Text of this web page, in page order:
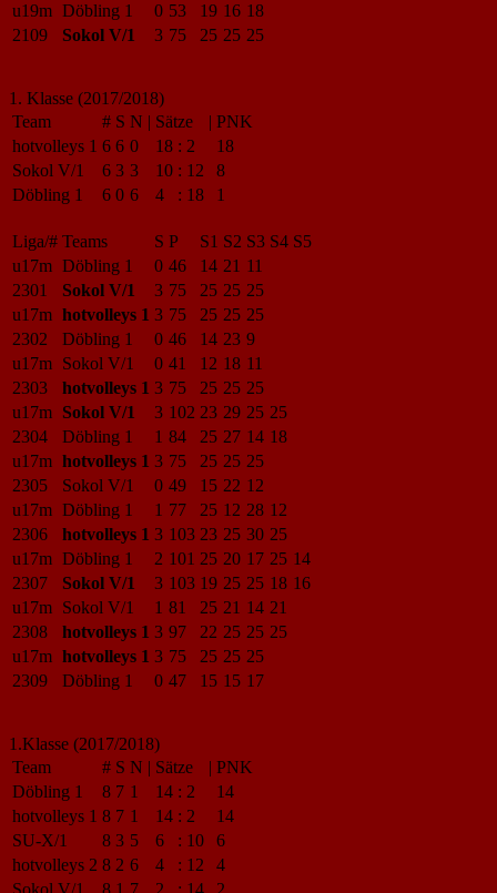
u19m Döbling 1 0 53 19 16 18
2109
Sokol V/1 3 75 25 25 25
1. Klasse (2017/2018)
Team
# S N | Sätze | PNK
hotvolleys 1 6 6 0 18 : 2
18
Sokol V/1
6 3 3 10 : 12
8
Döbling 1
6 0 6 4 : 18 1
Liga/# Teams S P S1 S2 S3 S4 S5
u17m Döbling 1 0 46 14 21 11
2301
Sokol V/1 3 75 25 25 25
u17m hotvolleys 1 3 75 25 25 25
2302
Döbling 1 0 46 14 23 9
u17m Sokol V/1 0 41 12 18 11
2303
hotvolleys 1 3 75 25 25 25
u17m Sokol V/1 3 102 23 29 25 25
2304
Döbling 1 1 84 25 27 14 18
u17m hotvolleys 1 3 75 25 25 25
2305
Sokol V/1 0 49 15 22 12
u17m Döbling 1 1 77 25 12 28 12
2306
hotvolleys 1 3 103 23 25 30 25
u17m Döbling 1 2 101 25 20 17 25 14
2307
Sokol V/1 3 103 19 25 25 18 16
u17m Sokol V/1 1 81 25 21 14 21
2308
hotvolleys 1 3 97 22 25 25 25
u17m hotvolleys 1 3 75 25 25 25
2309
Döbling 1 0 47 15 15 17
1.Klasse (2017/2018)
Team
# S N | Sätze | PNK
Döbling 1
8 7 1 14 : 2
14
hotvolleys 1 8 7 1 14 : 2
14
SU-X/1
8 3 5 6 : 10
6
hotvolleys 2 8 2 6 4 : 12
4
Sokol V/1
8 1 7 2 : 14 2